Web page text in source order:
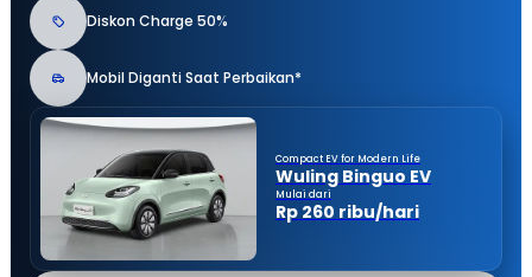
Diskon Charge 50%
Mobil Diganti Saat Perbaikan*
Compact EV for Modern Life
Wuling Binguo EV
Mulai dari
Rp 260 ribu/hari